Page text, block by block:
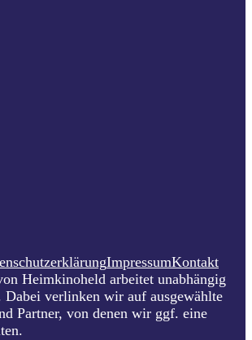
ImpressumKontakt
Heimkinoheld arbeitet unabhängig
Dabei verlinken wir auf ausgewählte
Partner, von denen wir ggf. eine